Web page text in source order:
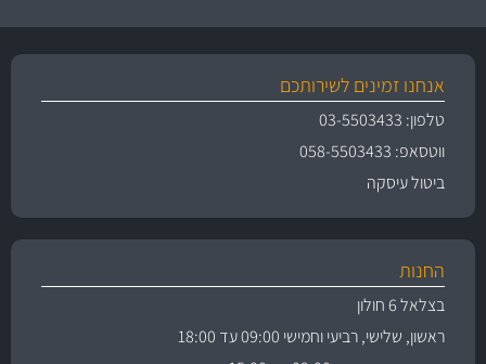
אנחנו זמינים לשירותכם
טלפון: 03-5503433
ווטסאפ: 058-5503433
ביטול עיסקה
החנות
בצלאל 6 חולון
ראשון, שלישי, רביעי וחמישי 09:00 עד 18:00